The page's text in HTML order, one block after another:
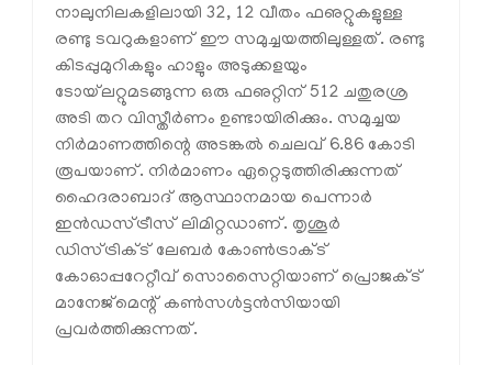
നാലുനിലകളിലായി 32, 12 വീതം ഫഌറ്റുകളുള്ള
രണ്ടു ടവറുകളാണ് ഈ സമുച്ചയത്തിലുള്ളത്. രണ്ടു
കിടപ്പുമുറികളും ഹാളും അടുക്കളയും
ടോയ്‌ലറ്റുമടങ്ങുന്ന ഒരു ഫഌറ്റിന് 512 ചതുരശ്ര
അടി തറ വിസ്തീര്‍ണം ഉണ്ടായിരിക്കും. സമുച്ചയ
നിര്‍മാണത്തിന്റെ അടങ്കല്‍ ചെലവ് 6.86 കോടി
രൂപയാണ്. നിര്‍മാണം ഏറ്റെടുത്തിരിക്കുന്നത്
ഹൈദരാബാദ് ആസ്ഥാനമായ പെന്നാര്‍
ഇന്‍ഡസ്ട്രീസ് ലിമിറ്റഡാണ്. തൃശൂര്‍
ഡിസ്ട്രിക്ട് ലേബര്‍ കോണ്‍ട്രാക്ട്
കോഓപ്പറേറ്റീവ് സൊസൈറ്റിയാണ് പ്രൊജക്ട്
മാനേജ്‌മെന്റ് കണ്‍സള്‍ട്ടന്‍സിയായി
പ്രവര്‍ത്തിക്കുന്നത്.